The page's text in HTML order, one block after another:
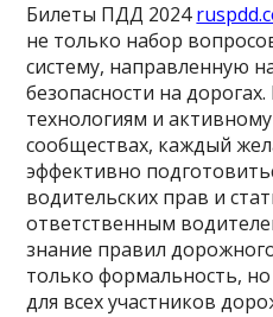
Билеты ПДД 2024
не только набор
систему, направленную
безопасности на
технологиям и
сообществах, каждый
эффективно
водительских прав и
ответственным
знание правил
только формальность,
для всех участников